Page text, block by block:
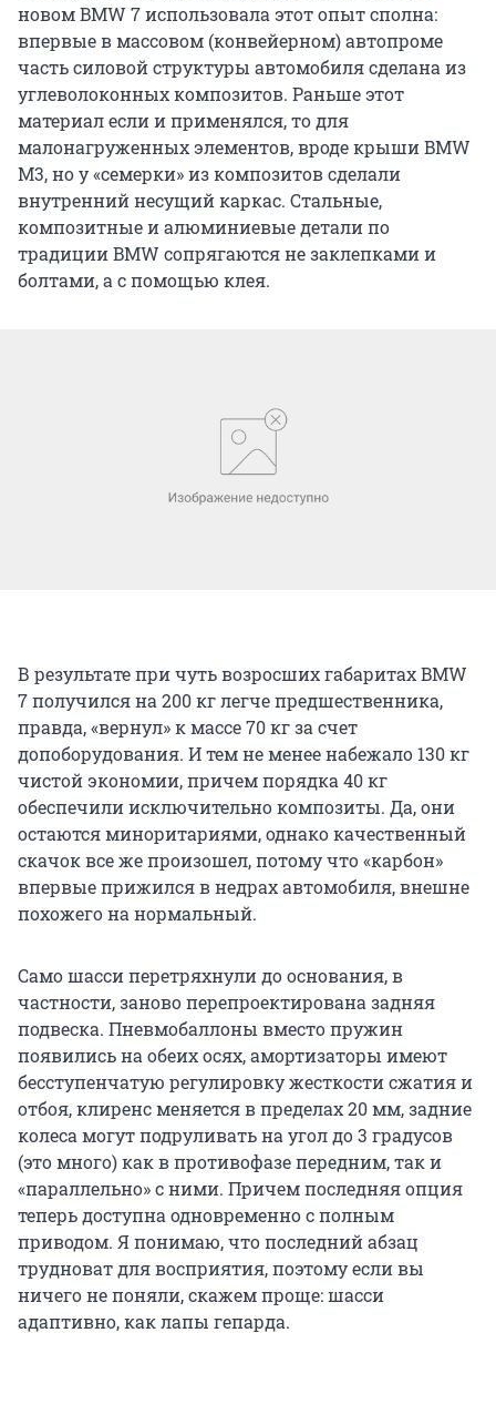
новом BMW 7 использовала этот опыт сполна:
впервые в массовом (конвейерном) автопроме
часть силовой структуры автомобиля сделана из
углеволоконных композитов. Раньше этот
материал если и применялся, то для
малонагруженных элементов, вроде крыши BMW
M3, но у «семерки» из композитов сделали
внутренний несущий каркас. Стальные,
композитные и алюминиевые детали по
традиции BMW сопрягаются не заклепками и
болтами, а с помощью клея.
В результате при чуть возросших габаритах BMW
7 получился на 200 кг легче предшественника,
правда, «вернул» к массе 70 кг за счет
допоборудования. И тем не менее набежало 130 кг
чистой экономии, причем порядка 40 кг
обеспечили исключительно композиты. Да, они
остаются миноритариями, однако качественный
скачок все же произошел, потому что «карбон»
впервые прижился в недрах автомобиля, внешне
похожего на нормальный.
Само шасси перетряхнули до основания, в
частности, заново перепроектирована задняя
подвеска. Пневмобаллоны вместо пружин
появились на обеих осях, амортизаторы имеют
бесступенчатую регулировку жесткости сжатия и
отбоя, клиренс меняется в пределах 20 мм, задние
колеса могут подруливать на угол до 3 градусов
(это много) как в противофазе передним, так и
«параллельно» с ними. Причем последняя опция
теперь доступна одновременно с полным
приводом. Я понимаю, что последний абзац
трудноват для восприятия, поэтому если вы
ничего не поняли, скажем проще: шасси
адаптивно, как лапы гепарда.